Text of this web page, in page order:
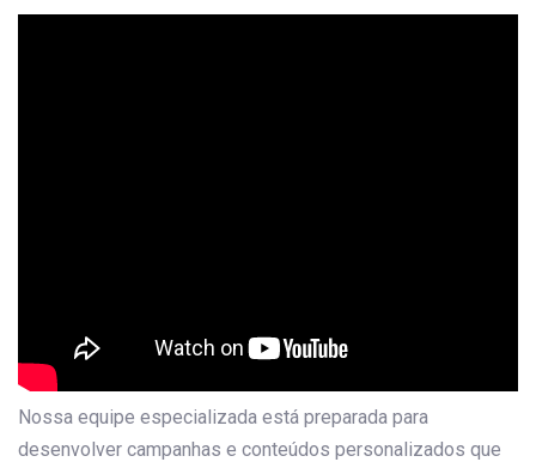
Nossa equipe especializada está preparada para
desenvolver campanhas e conteúdos personalizados que